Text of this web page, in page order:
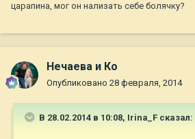
царапина, мог он нализать себе болячку?
Нечаева и Ко
Опубликовано 28 февраля, 2014
В 28.02.2014 в 10:08, Irina_F сказал: